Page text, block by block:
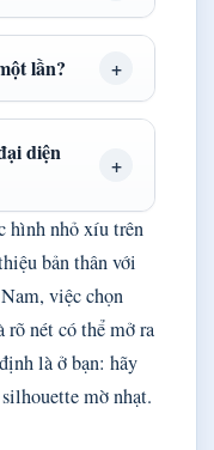
lần?
diện
hình nhỏ xíu trên
bản thân với
việc chọn
rõ nét có thể mở ra
là ở bạn: hãy
mờ nhạt.